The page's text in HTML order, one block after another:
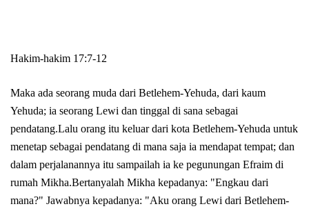
Hakim-hakim 17:7-12
Maka ada seorang muda dari Betlehem-Yehuda, dari kaum
Yehuda; ia seorang Lewi dan tinggal di sana sebagai
pendatang.Lalu orang itu keluar dari kota Betlehem-Yehuda untuk
menetap sebagai pendatang di mana saja ia mendapat tempat; dan
dalam perjalanannya itu sampailah ia ke pegunungan Efraim di
rumah Mikha.Bertanyalah Mikha kepadanya: "Engkau dari
mana?" Jawabnya kepadanya: "Aku orang Lewi dari Betlehem-